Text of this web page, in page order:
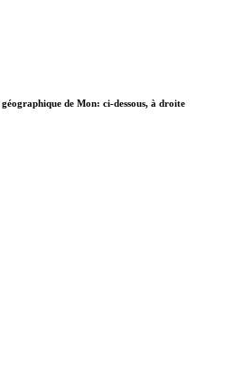
de Mon: ci-dessous, à droite